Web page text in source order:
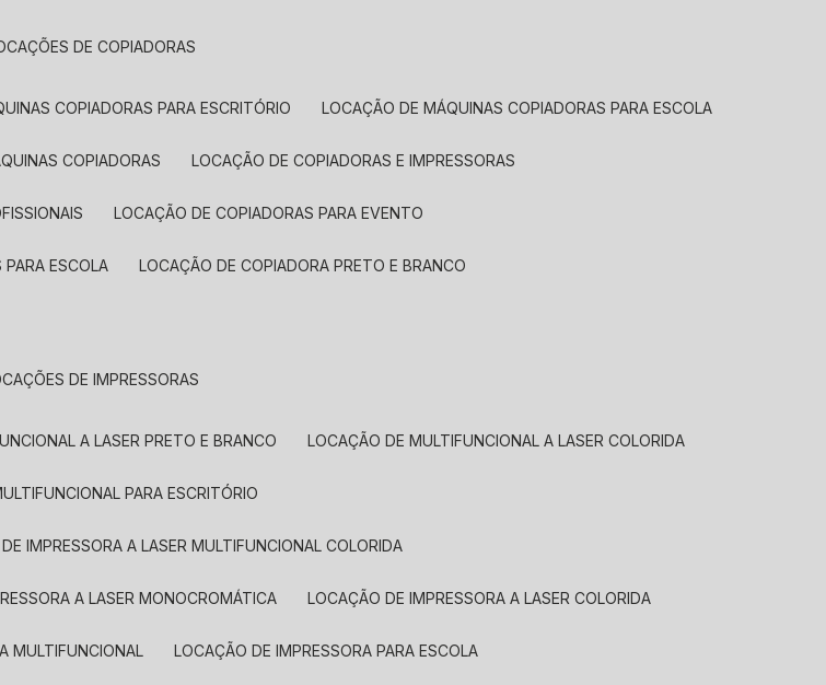
DE COPIADORAS
COPIADORAS PARA ESCRITÓRIO LOCAÇÃO DE MÁQUINAS COPIADORAS PARA ESCOLA
COPIADORAS LOCAÇÃO DE COPIADORAS E IMPRESSORAS
LOCAÇÃO DE COPIADORAS PARA EVENTO
PARA ESCOLA LOCAÇÃO DE COPIADORA PRETO E BRANCO
DE IMPRESSORAS
A LASER PRETO E BRANCO LOCAÇÃO DE MULTIFUNCIONAL A LASER COLORIDA
PARA ESCRITÓRIO
DE IMPRESSORA A LASER MULTIFUNCIONAL COLORIDA
A LASER MONOCROMÁTICA LOCAÇÃO DE IMPRESSORA A LASER COLORIDA
MULTIFUNCIONAL LOCAÇÃO DE IMPRESSORA PARA ESCOLA